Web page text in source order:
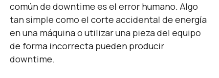
común de downtime es el error humano. Algo
tan simple como el corte accidental de energía
en una máquina o utilizar una pieza del equipo
de forma incorrecta pueden producir
downtime.